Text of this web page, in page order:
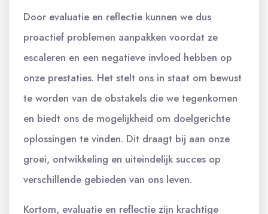
Door evaluatie en reflectie kunnen we dus
proactief problemen aanpakken voordat ze
escaleren en een negatieve invloed hebben op
onze prestaties. Het stelt ons in staat om bewust
te worden van de obstakels die we tegenkomen
en biedt ons de mogelijkheid om doelgerichte
oplossingen te vinden. Dit draagt bij aan onze
groei, ontwikkeling en uiteindelijk succes op
verschillende gebieden van ons leven.
Kortom, evaluatie en reflectie zijn krachtige